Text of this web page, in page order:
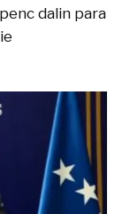
dalin para